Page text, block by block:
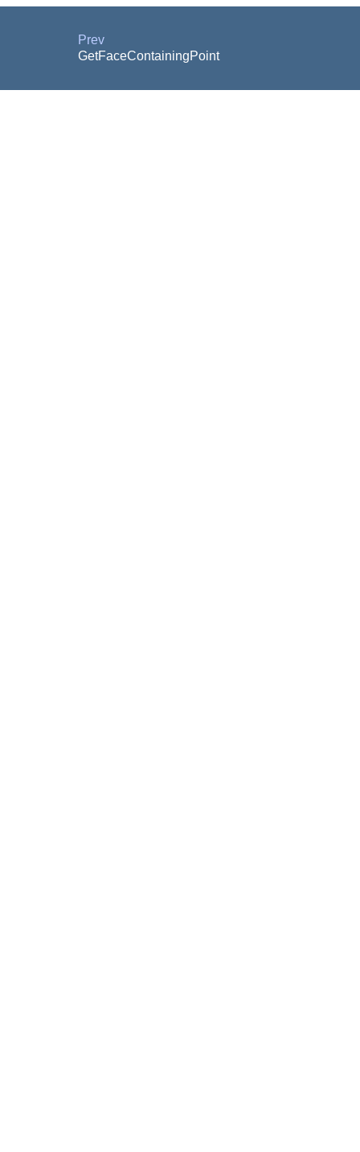
Prev
GetFaceContainingPoint